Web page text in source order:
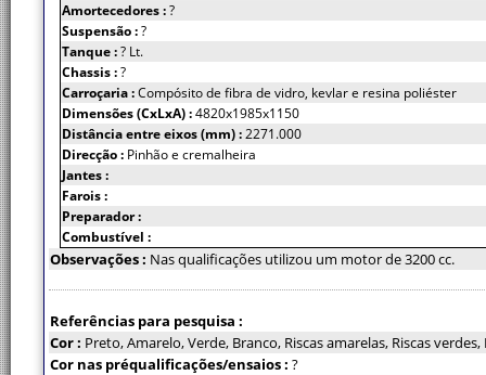
Amortecedores :?
Suspensão :?
Tanque :? Lt.
Chassis :?
Carroçaria :Compósito de fibra de vidro, kevlar e resina poliéster
Dimensões (CxLxA) :4820x1985x1150
Distância entre eixos (mm) :2271.000
Direcção : Pinhão e cremalheira
Jantes :
Farois :
Preparador :
Combustível :
Observações : Nas qualificações utilizou um motor de 3200 cc.
Referências para pesquisa :
Cor : Preto, Amarelo, Verde, Branco, Riscas amarelas, Riscas verdes,
Cor nas préqualificações/ensaios : ?